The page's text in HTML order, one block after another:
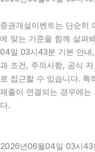
증권개설이벤트는 단순히
에 맞는 기준을 함께 살펴
04일 03시43분 기본 안내
과 조건, 주의사항, 공식
로 접근할 수 있습니다. 특
제출이 연결되는 경우에
다.
2026년06월04일 03시43